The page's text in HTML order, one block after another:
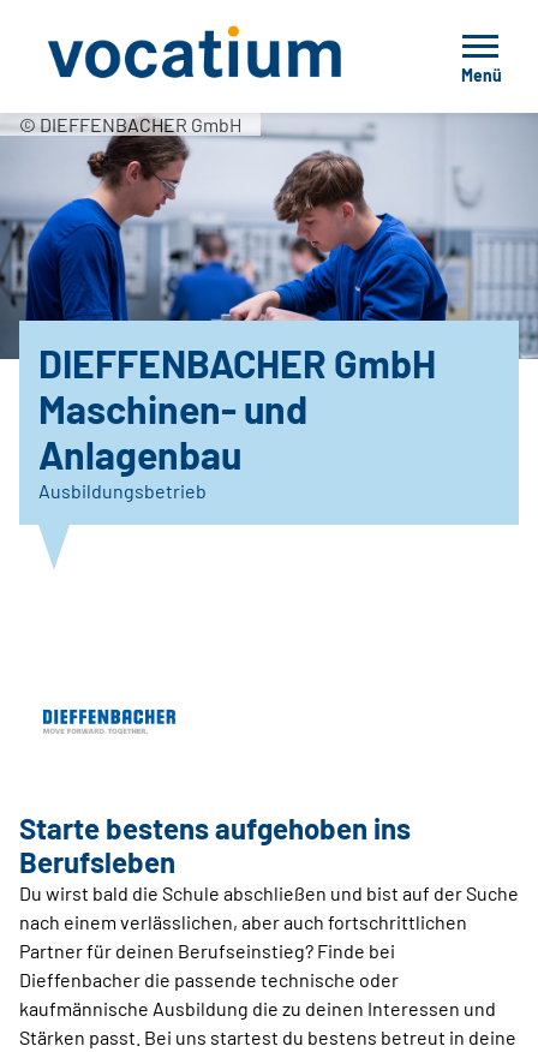
Menü
© DIEFFENBACHER GmbH
DIEFFENBACHER GmbH
Maschinen- und
Anlagenbau
Ausbildungsbetrieb
Starte bestens aufgehoben ins
Berufsleben
Du wirst bald die Schule abschließen und bist auf der Suche
nach einem verlässlichen, aber auch fortschrittlichen
Partner für deinen Berufseinstieg? Finde bei
Dieffenbacher die passende technische oder
kaufmännische Ausbildung die zu deinen Interessen und
Stärken passt. Bei uns startest du bestens betreut in deine